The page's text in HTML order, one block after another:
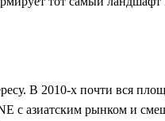
В 2010-х почти вся
с азиатским рынком и